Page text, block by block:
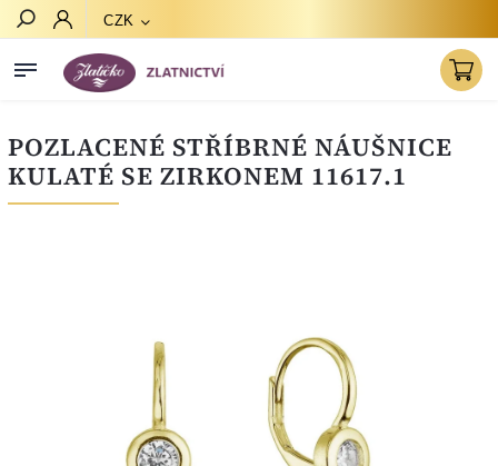
CZK
POZLACENÉ STŘÍBRNÉ NÁUŠNICE
KULATÉ SE ZIRKONEM 11617.1